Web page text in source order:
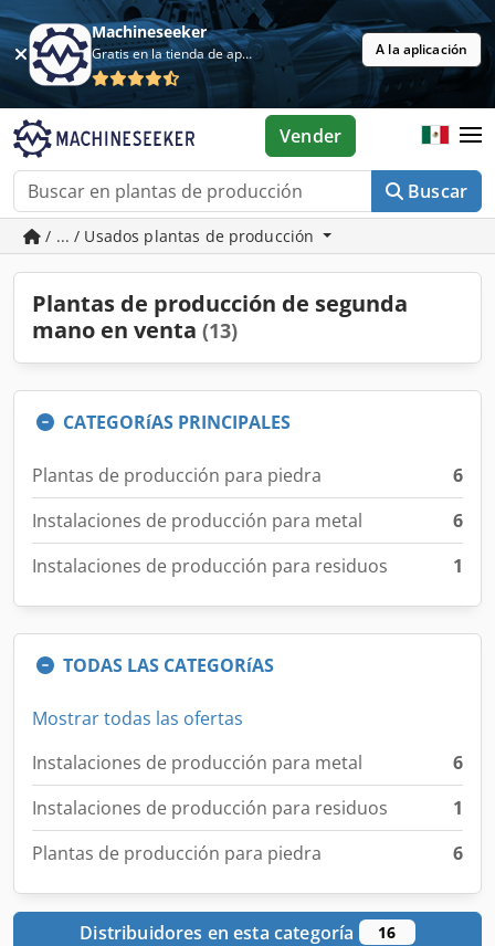
Machineseeker
Gratis en la tienda de aplicaciones A la aplicación
Buscar
Vender
/ ... / Usados plantas de producción
Plantas de producción de segunda
mano en venta (13)
CATEGORíAS PRINCIPALES
Plantas de producción para piedra
6
Instalaciones de producción para metal
6
Instalaciones de producción para residuos
1
TODAS LAS CATEGORíAS
Mostrar todas las ofertas
Instalaciones de producción para metal
6
Instalaciones de producción para residuos
1
Plantas de producción para piedra
6
Distribuidores en esta categoría 16